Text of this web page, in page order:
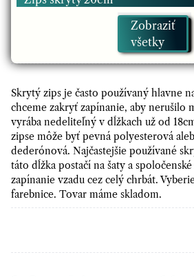
Zips skrytý 18cm
Zips skrytý 35cm
Zips skrytý 50cm
Zips skrytý 30cm
Zobraziť
všetky
Skrytý zips je často používaný hlavne
chceme zakryť zapínanie, aby nerušilo
vyrába nedeliteľný v dĺžkach už od
zipse môže byť pevná polyesterová
dederónová. Najčastejšie používané
táto dĺžka postačí na šaty a
zapínanie vzadu cez celý chrbát.
farebnice. Tovar máme skladom.